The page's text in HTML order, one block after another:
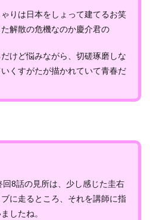
りは日本をしょって建てるお笑
解散の危機なのか慶介君の
けど悩みながら、切磋琢磨しな
くすがたが描かれていて青春だ
8話の見所は、少し感じた圭右
に走るところ、それを講師に指
したね。